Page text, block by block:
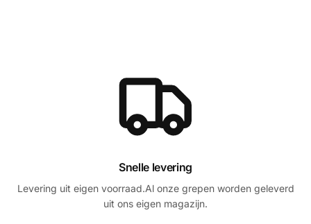
Snelle levering
Levering uit eigen voorraad.Al onze grepen worden geleverd
uit ons eigen magazijn.